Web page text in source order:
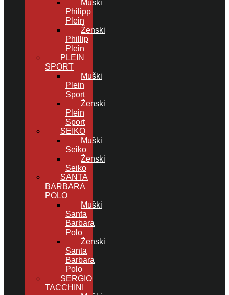
Muški
Philipp
Plein
Ženski
Phillip
Plein
PLEIN
SPORT
Muški
Plein
Sport
Ženski
Plein
Sport
SEIKO
Muški
Seiko
Ženski
Seiko
SANTA
BARBARA
POLO
Muški
Santa
Barbara
Polo
Ženski
Santa
Barbara
Polo
SERGIO
TACCHINI